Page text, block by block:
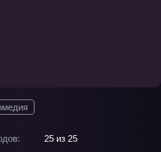
25 из 25